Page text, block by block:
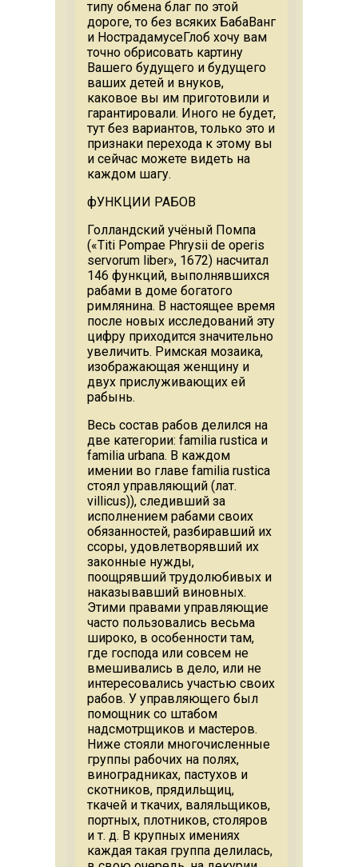
типу обмена благ по этой
дороге, то без всяких БабаВанг
и НострадамусеГлоб хочу вам
точно обрисовать картину
Вашего будущего и будущего
ваших детей и внуков,
каковое вы им приготовили и
гарантировали. Иного не будет,
тут без вариантов, только это и
признаки перехода к этому вы
и сейчас можете видеть на
каждом шагу.
фУНКЦИИ РАБОВ
Голландский учёный Помпа
(«Titi Pompae Phrysii de operis
servorum liber», 1672) насчитал
146 функций, выполнявшихся
рабами в доме богатого
римлянина. В настоящее время
после новых исследований эту
цифру приходится значительно
увеличить. Римская мозаика,
изображающая женщину и
двух прислуживающих ей
рабынь.
Весь состав рабов делился на
две категории: familia rustica и
familia urbana. В каждом
имении во главе familia rustica
стоял управляющий (лат.
villicus)), следивший за
исполнением рабами своих
обязанностей, разбиравший их
ссоры, удовлетворявший их
законные нужды,
поощрявший трудолюбивых и
наказывавший виновных.
Этими правами управляющие
часто пользовались весьма
широко, в особенности там,
где господа или совсем не
вмешивались в дело, или не
интересовались участью своих
рабов. У управляющего был
помощник со штабом
надсмотрщиков и мастеров.
Ниже стояли многочисленные
группы рабочих на полях,
виноградниках, пастухов и
скотников, прядильщиц,
ткачей и ткачих, валяльщиков,
портных, плотников, столяров
и т. д. В крупных имениях
каждая такая группа делилась,